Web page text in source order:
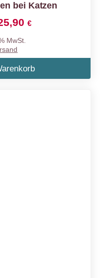
bei Katzen
€
€Aktueller
25,90 €.
MwSt.